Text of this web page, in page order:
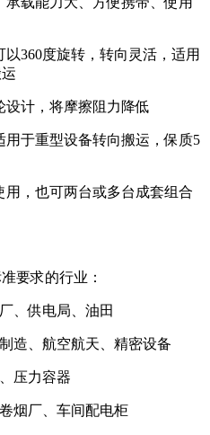
360度旋转，转向灵活，适用
设计，将摩擦阻力降低
于重型设备转向搬运，保质5
用，也可两台或多台成套组合
要求的行业：
、供电局、油田
造、航空航天、精密设备
压力容器
烟厂、车间配电柜